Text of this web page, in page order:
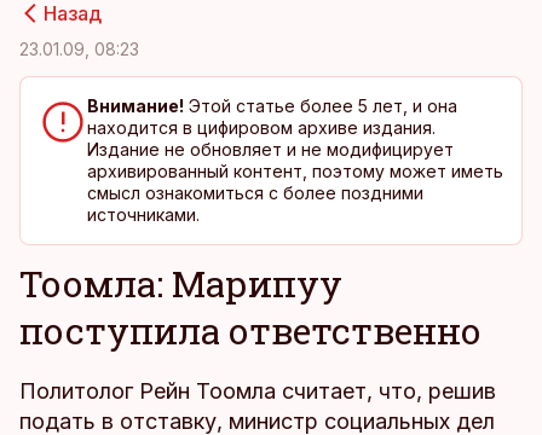
Назад
23.01.09, 08:23
Внимание! Этой статье более 5 лет, и она
находится в цифировом архиве издания.
Издание не обновляет и не модифицирует
архивированный контент, поэтому может иметь
смысл ознакомиться с более поздними
источниками.
Тоомла: Марипуу
поступила ответственно
Политолог Рейн Тоомла считает, что, решив
подать в отставку, министр социальных дел